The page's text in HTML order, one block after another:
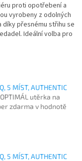
proti opotřebení a
vyrobeny z odolných
přesnému střihu se
Ideální volba pro
5 MÍST, AUTHENTIC
utěrka na
zdarma v hodnotě
5 MÍST, AUTHENTIC